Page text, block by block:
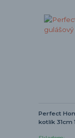
Perfect
kotlík 31cm